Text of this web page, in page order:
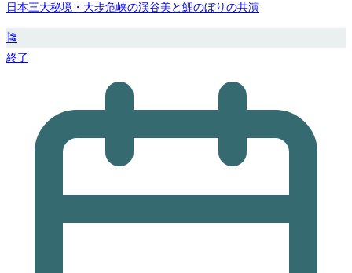
日本三大秘境・大歩危峡の渓谷美と鯉のぼりの共演
🎏
終了